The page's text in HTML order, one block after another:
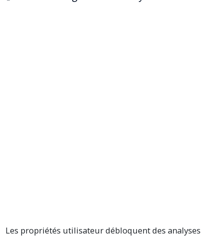
Les propriétés utilisateur débloquent des analyses